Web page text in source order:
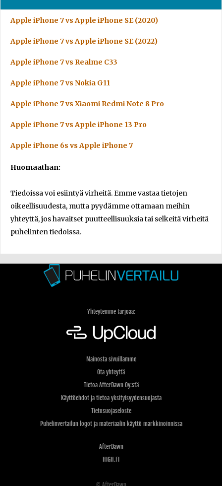
Apple iPhone 7 vs Apple iPhone SE (2020)
Apple iPhone 7 vs Apple iPhone SE (2022)
Apple iPhone 7 vs Realme C33
Apple iPhone 7 vs Nokia G11
Apple iPhone 7 vs Xiaomi Redmi Note 8 Pro
Apple iPhone 7 vs Apple iPhone 13 Pro
Apple iPhone 6s vs Apple iPhone 7
Huomaathan:
Tiedoissa voi esiintyä virheitä. Emme vastaa tietojen
oikeellisuudesta, mutta pyydämme ottamaan meihin
yhteyttä, jos havaitset puutteellisuuksia tai selkeitä virheitä
puhelinten tiedoissa.
Yhteytemme tarjoaa:
Mainosta sivuillamme
Ota yhteyttä
Tietoa AfterDawn Oy:stä
Käyttöehdot ja tietoa yksityisyydensuojasta
Tietosuojaseloste
Puhelinvertailun logot ja materiaalin käyttö markkinoinnissa
AfterDawn
HIGH.FI